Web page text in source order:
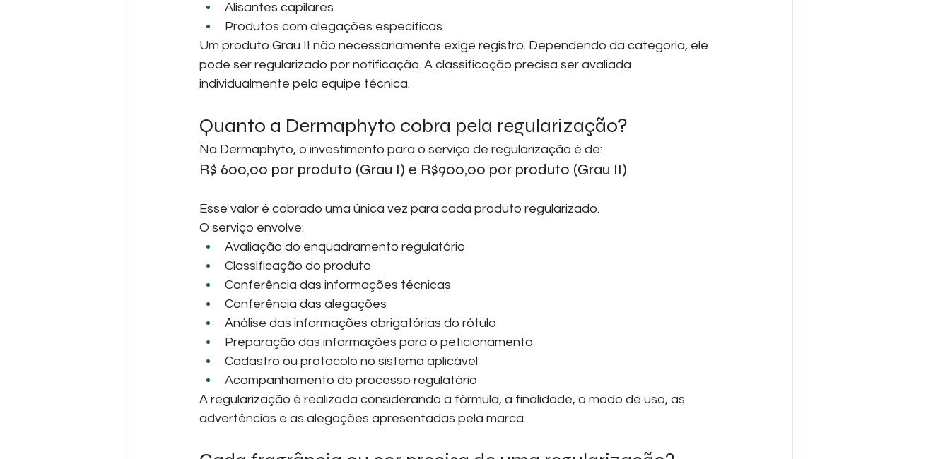
Alisantes capilares
Produtos com alegações específicas
Um produto Grau II não necessariamente exige registro. Dependendo da categoria, ele
pode ser regularizado por notificação. A classificação precisa ser avaliada
individualmente pela equipe técnica.
Quanto a Dermaphyto cobra pela regularização?
Na Dermaphyto, o investimento para o serviço de regularização é de:
R$ 600,00 por produto (Grau I) e R$900,00 por produto (Grau II)
Esse valor é cobrado uma única vez para cada produto regularizado.
O serviço envolve:
Avaliação do enquadramento regulatório
Classificação do produto
Conferência das informações técnicas
Conferência das alegações
Análise das informações obrigatórias do rótulo
Preparação das informações para o peticionamento
Cadastro ou protocolo no sistema aplicável
Acompanhamento do processo regulatório
A regularização é realizada considerando a fórmula, a finalidade, o modo de uso, as
advertências e as alegações apresentadas pela marca.